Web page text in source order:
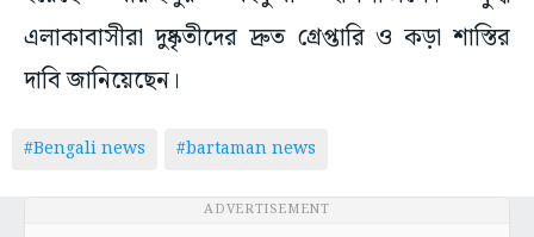
এলাকাবাসীরা দুষ্কৃতীদের দ্রুত গ্রেপ্তারি ও কড়া শাস্তির
দাবি জানিয়েছেন।
#Bengali news #bartaman news
ADVERTISEMENT